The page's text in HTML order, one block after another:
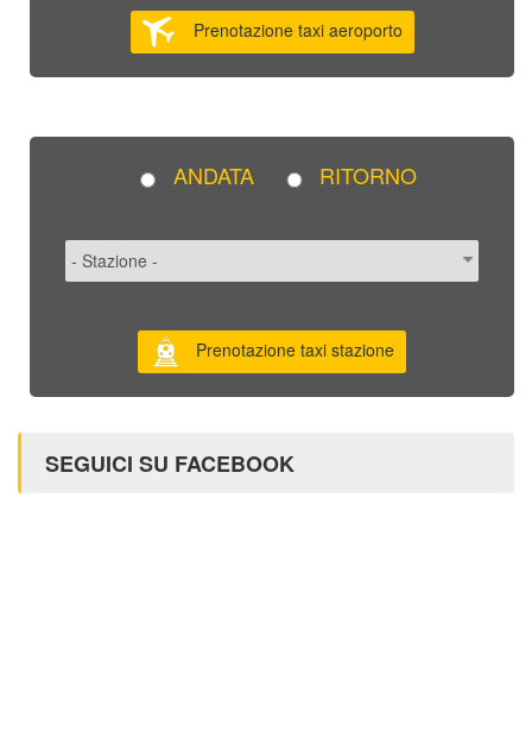
Prenotazione taxi aeroporto
ANDATA RITORNO
Prenotazione taxi stazione
SEGUICI SU FACEBOOK